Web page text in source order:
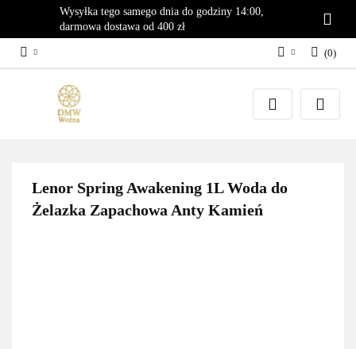
Wysyłka tego samego dnia do godziny 14:00,
darmowa dostawa od 400 zł
Zaloguj się
Załóż konto
(0)
Lenor Spring Awakening 1L Woda do
Żelazka Zapachowa Anty Kamień